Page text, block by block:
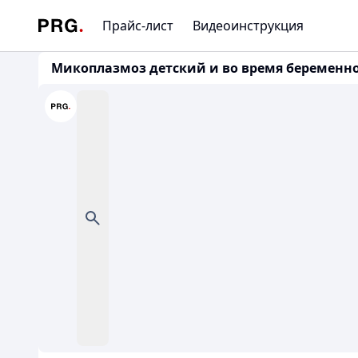
Прайс-лист Видеоинструкция
Микоплазмоз детский и во время